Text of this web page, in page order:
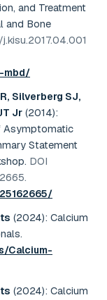
and Treatment
and Bone
j.kisu.2017.04.001
mbd/
Silverberg SJ,
Jr (2014):
Asymptomatic
Statement
. DOI
.
(2024): Calcium
.
Calcium-
(2024): Calcium